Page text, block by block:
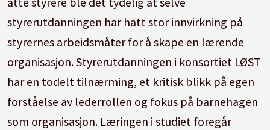
styrerutdanningen har hatt stor innvirkning på
styrernes arbeidsmåter for å skape en lærende
organisasjon. Styrerutdanningen i konsortiet LØST
har en todelt tilnærming, et kritisk blikk på egen
forståelse av lederrollen og fokus på barnehagen
som organisasjon. Læringen i studiet foregår